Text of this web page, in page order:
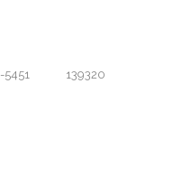
-5451 139320